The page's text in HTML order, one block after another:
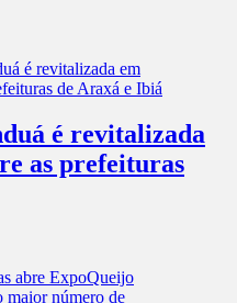
é revitalizada
as prefeituras